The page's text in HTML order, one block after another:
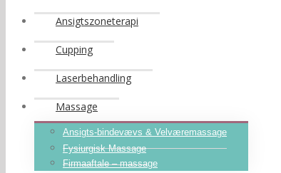
Ansigtszoneterapi
Cupping
Laserbehandling
Massage
Ansigts-bindevævs & Velværemassage
Fysiurgisk Massage
Firmaaftale – massage